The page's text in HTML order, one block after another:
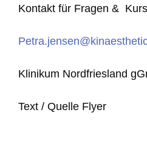
Kontakt für Fragen &
Klinikum Nordfriesland
Text / Quelle Flyer